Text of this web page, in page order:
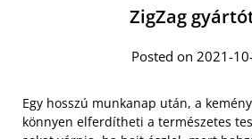
ZigZag
Posted on 2021-
Egy hosszú munkanap után, a
könnyen elferdítheti a természetes